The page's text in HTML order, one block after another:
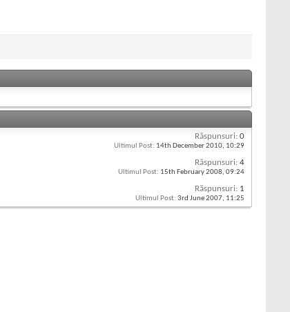
Răspunsuri: 0
Ultimul Post: 14th December 2010, 10:29
Răspunsuri: 4
Ultimul Post: 15th February 2008, 09:24
Răspunsuri: 1
Ultimul Post: 3rd June 2007, 11:25